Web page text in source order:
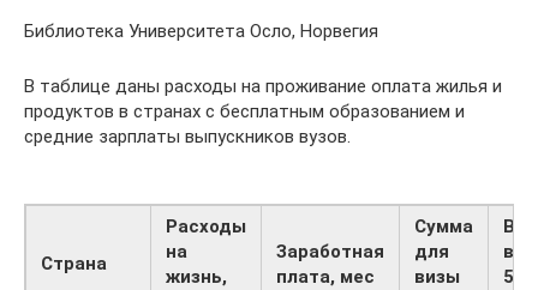
Библиотека Университета Осло, Норвегия
В таблице даны расходы на проживание оплата жилья и
продуктов в странах с бесплатным образованием и
средние зарплаты выпускников вузов.
Страна
Расходы
на
жизнь,
Заработная
плата, мес
Сумма
для
визы
в
500